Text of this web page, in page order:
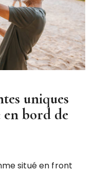
uniques
en bord de
situé en front